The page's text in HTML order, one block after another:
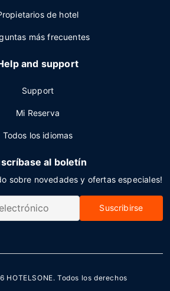
de hotel
más frecuentes
and support
Support
Mi Reserva
Todos los idiomas
al boletín
sobre novedades y ofertas especiales!
Suscribirse
HOTELSONE. Todos los derechos